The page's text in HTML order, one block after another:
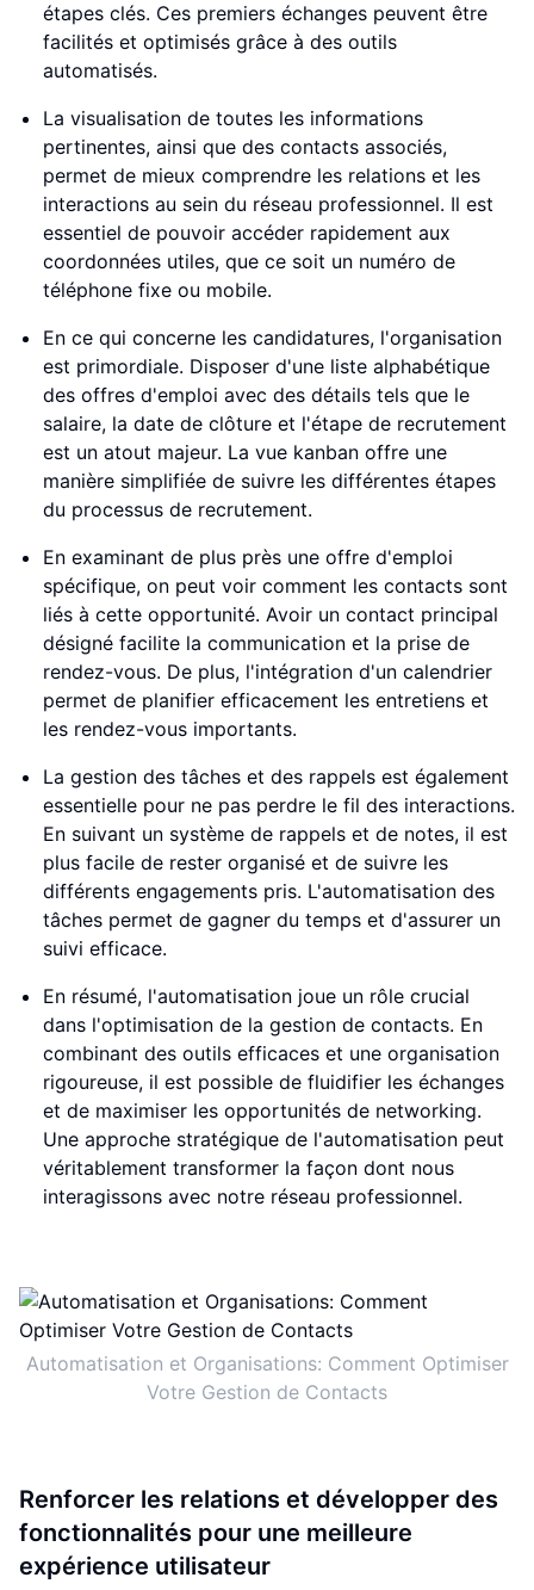
étapes clés. Ces premiers échanges peuvent être
facilités et optimisés grâce à des outils
automatisés.
La visualisation de toutes les informations
pertinentes, ainsi que des contacts associés,
permet de mieux comprendre les relations et les
interactions au sein du réseau professionnel. Il est
essentiel de pouvoir accéder rapidement aux
coordonnées utiles, que ce soit un numéro de
téléphone fixe ou mobile.
En ce qui concerne les candidatures, l'organisation
est primordiale. Disposer d'une liste alphabétique
des offres d'emploi avec des détails tels que le
salaire, la date de clôture et l'étape de recrutement
est un atout majeur. La vue kanban offre une
manière simplifiée de suivre les différentes étapes
du processus de recrutement.
En examinant de plus près une offre d'emploi
spécifique, on peut voir comment les contacts sont
liés à cette opportunité. Avoir un contact principal
désigné facilite la communication et la prise de
rendez-vous. De plus, l'intégration d'un calendrier
permet de planifier efficacement les entretiens et
les rendez-vous importants.
La gestion des tâches et des rappels est également
essentielle pour ne pas perdre le fil des interactions.
En suivant un système de rappels et de notes, il est
plus facile de rester organisé et de suivre les
différents engagements pris. L'automatisation des
tâches permet de gagner du temps et d'assurer un
suivi efficace.
En résumé, l'automatisation joue un rôle crucial
dans l'optimisation de la gestion de contacts. En
combinant des outils efficaces et une organisation
rigoureuse, il est possible de fluidifier les échanges
et de maximiser les opportunités de networking.
Une approche stratégique de l'automatisation peut
véritablement transformer la façon dont nous
interagissons avec notre réseau professionnel.
Automatisation et Organisations: Comment Optimiser
Votre Gestion de Contacts
Renforcer les relations et développer des
fonctionnalités pour une meilleure
expérience utilisateur